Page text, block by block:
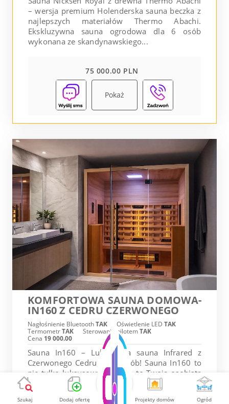
– wersja premium Holenderska sauna beczka z
najlepszych materiałów Thermo Abachi.
Ekskluzywna sauna ogrodowa dla 6 osób
wykonana ze skandynawskiego...
75 000.00 PLN
Pokaż
KOMFORTOWA SAUNA DOMOWA-
IN160 Z CEDRU CZERWONEGO
Nagłośnienie BluetoothTAK Oświetlenie LED TAK
TermometrTAK Sterowanie pilotemTAK
Cena 19 000.00
Sauna In160 – Luksusowa sauna Infrared z
Czerwonego Cedru dla 3 osób! Sauna In160 to
nie tylko luksusowy mebel – to Twoja osobista
oaza, w której szlachetna dusza natury spotyka
się z geni...
Szukaj Dodaj ofertę Projekty domów Ogród